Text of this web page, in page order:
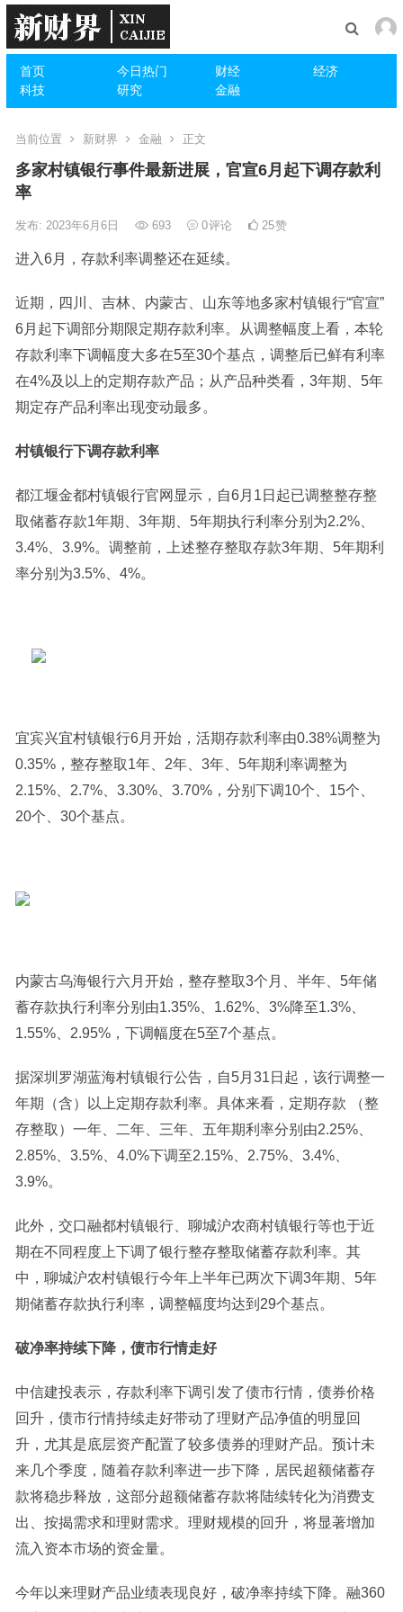
首页 今日热门 财经
经济
科技
研究 金融
当前位置 新财界 金融 正文
多家村镇银行事件最新进展，官宣6月起下调存款利
率
发布: 2023年6月6日 693 0评论 25赞
进入6月，存款利率调整还在延续。
近期，四川、吉林、内蒙古、山东等地多家村镇银行“官宣”
6月起下调部分期限定期存款利率。从调整幅度上看，本轮
存款利率下调幅度大多在5至30个基点，调整后已鲜有利率
在4%及以上的定期存款产品；从产品种类看，3年期、5年
期定存产品利率出现变动最多。
村镇银行下调存款利率
都江堰金都村镇银行官网显示，自6月1日起已调整整存整
取储蓄存款1年期、3年期、5年期执行利率分别为2.2%、
3.4%、3.9%。调整前，上述整存整取存款3年期、5年期利
率分别为3.5%、4%。
宜宾兴宜村镇银行6月开始，活期存款利率由0.38%调整为
0.35%，整存整取1年、2年、3年、5年期利率调整为
2.15%、2.7%、3.30%、3.70%，分别下调10个、15个、
20个、30个基点。
内蒙古乌海银行六月开始，整存整取3个月、半年、5年储
蓄存款执行利率分别由1.35%、1.62%、3%降至1.3%、
1.55%、2.95%，下调幅度在5至7个基点。
据深圳罗湖蓝海村镇银行公告，自5月31日起，该行调整一
年期（含）以上定期存款利率。具体来看，定期存款 （整
存整取）一年、二年、三年、五年期利率分别由2.25%、
2.85%、3.5%、4.0%下调至2.15%、2.75%、3.4%、
3.9%。
此外，交口融都村镇银行、聊城沪农商村镇银行等也于近
期在不同程度上下调了银行整存整取储蓄存款利率。其
中，聊城沪农村镇银行今年上半年已两次下调3年期、5年
期储蓄存款执行利率，调整幅度均达到29个基点。
破净率持续下降，债市行情走好
中信建投表示，存款利率下调引发了债市行情，债券价格
回升，债市行情持续走好带动了理财产品净值的明显回
升，尤其是底层资产配置了较多债券的理财产品。预计未
来几个季度，随着存款利率进一步下降，居民超额储蓄存
款将稳步释放，这部分超额储蓄存款将陆续转化为消费支
出、按揭需求和理财需求。理财规模的回升，将显著增加
流入资本市场的资金量。
今年以来理财产品业绩表现良好，破净率持续下降。融360